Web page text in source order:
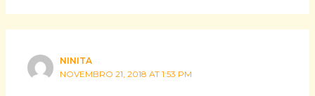
NINITA
NOVEMBRO 21, 2018 AT 1:53 PM